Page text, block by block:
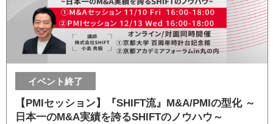
イベント終了
【PMIセッション】『SHIFT流』M&A/PMIの型化 ～
日本一のM&A実績を誇るSHIFTのノウハウ～